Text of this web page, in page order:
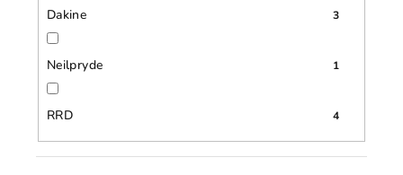
Dakine 3
Neilpryde 1
RRD 4